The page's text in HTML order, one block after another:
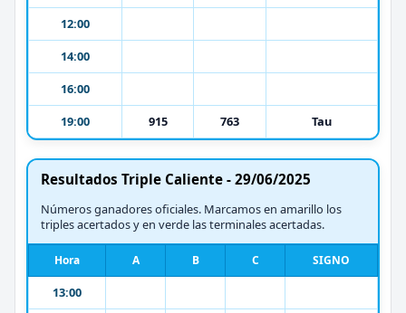
12:00
14:00
16:00
19:00
915 763 Tau
Resultados Triple Caliente - 29/06/2025
Números ganadores oficiales. Marcamos en amarillo los
triples acertados y en verde las terminales acertadas.
Hora A B C SIGNO
13:00